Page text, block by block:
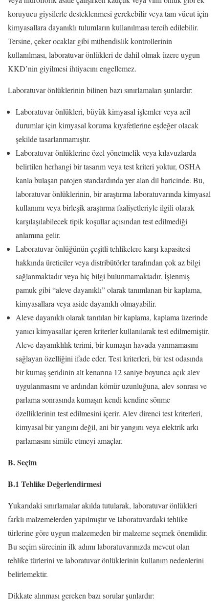
koruyucu giysilerle desteklenmesi gerekebilir veya tam vücut için
kimyasallara dayanıklı tulumların kullanılması tercih edilebilir.
Tersine, çeker ocaklar gibi mühendislik kontrollerinin
kullanılması, laboratuvar önlükleri de dahil olmak üzere uygun
KKD’nin giyilmesi ihtiyacını engellemez.
Laboratuvar önlüklerinin bilinen bazı sınırlamaları şunlardır:
Laboratuvar önlükleri, büyük kimyasal işlemler veya acil
durumlar için kimyasal koruma kıyafetlerine eşdeğer olacak
şekilde tasarlanmamıştır.
Laboratuvar önlüklerine özel yönetmelik veya kılavuzlarda
belirtilen herhangi bir tasarım veya test kriteri yoktur, OSHA
kanla bulaşan patojen standardında yer alan dil haricinde. Bu,
laboratuvar önlüklerinin, bir araştırma laboratuvarında kimyasal
kullanımı veya birleşik araştırma faaliyetleriyle ilgili olarak
karşılaşılabilecek tipik koşullar açısından test edilmediği
anlamına gelir.
Laboratuvar önlüğünün çeşitli tehlikelere karşı kapasitesi
hakkında üreticiler veya distribütörler tarafından çok az bilgi
sağlanmaktadır veya hiç bilgi bulunmamaktadır. İşlenmiş
pamuk gibi “aleve dayanıklı” olarak tanımlanan bir kaplama,
kimyasallara veya aside dayanıklı olmayabilir.
Aleve dayanıklı olarak tanıtılan bir kaplama, kaplama üzerinde
yanıcı kimyasallar içeren kriterler kullanılarak test edilmemiştir.
Aleve dayanıklılık terimi, bir kumaşın havada yanmamasını
sağlayan özelliğini ifade eder. Test kriterleri, bir test odasında
bir kumaş şeridinin alt kenarına 12 saniye boyunca açık alev
uygulanmasını ve ardından kömür uzunluğuna, alev sonrası ve
parlama sonrasında kumaşın kendi kendine sönme
özelliklerinin test edilmesini içerir. Alev direnci test kriterleri,
kimyasal bir yangını değil, ani bir yangını veya elektrik arkı
parlamasını simüle etmeyi amaçlar.
B. Seçim
B.1 Tehlike Değerlendirmesi
Yukarıdaki sınırlamalar akılda tutularak, laboratuvar önlükleri
farklı malzemelerden yapılmıştır ve laboratuvardaki tehlike
türlerine göre uygun malzemeden bir malzeme seçmek önemlidir.
Bu seçim sürecinin ilk adımı laboratuvarınızda mevcut olan
tehlike türlerini ve laboratuvar önlüklerinin kullanım nedenlerini
belirlemektir.
Dikkate alınması gereken bazı sorular şunlardır: